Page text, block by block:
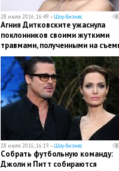
28 июля 2016, 16:49 —Шоу-бизнес
Агния Дитковските ужаснула
поклонников своими жуткими
травмами, полученными на
28 июля 2016, 16:19 —Шоу-бизнес
Собрать футбольную команду:
Джоли и Питт собираются